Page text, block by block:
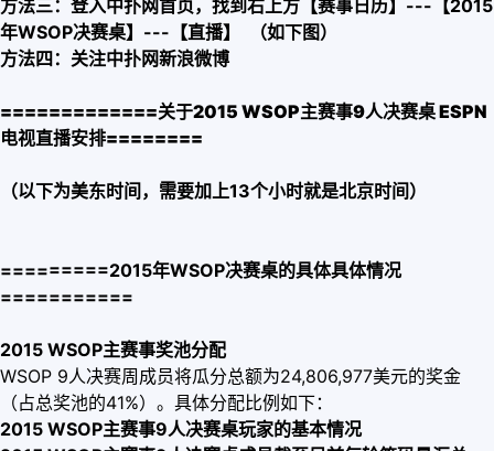
方法三：登入中扑网首页，找到右上方【赛事日历】---【2015
年WSOP决赛桌】---【直播】 （如下图）
方法四：关注中扑网新浪微博
=============关于2015 WSOP主赛事9人决赛桌 ESPN
电视直播安排========
（以下为美东时间，需要加上13个小时就是北京时间）
=========2015年WSOP决赛桌的具体具体情况
===========
2015 WSOP主赛事奖池分配
WSOP 9人决赛周成员将瓜分总额为24,806,977美元的奖金
（占总奖池的41%）。具体分配比例如下：
2015 WSOP主赛事9人决赛桌玩家的基本情况